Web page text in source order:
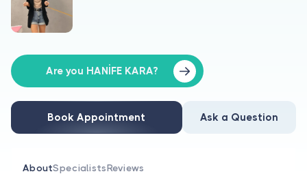
About Us
For Doctors
Are you a doctor?
Are you HANİFE KARA?
Book Appointment Ask a Question
AboutSpecialistsReviews